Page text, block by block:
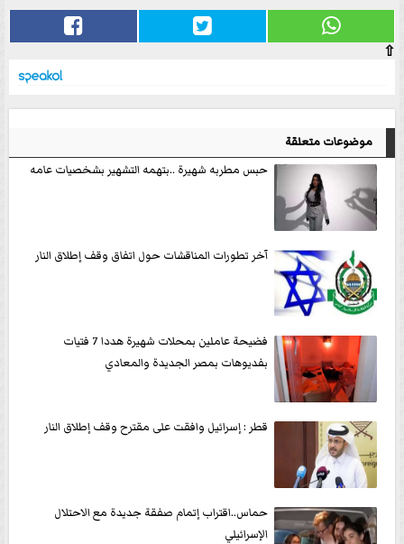
⇧
موضوعات متعلقة
حبس مطربه شهيرة ..بتهمه التشهير بشخصيات عامه
آخر تطورات المناقشات حول اتفاق وقف إطلاق النار
فضيحة عاملين بمحلات شهيرة هددا 7 فتيات
بفديوهات بمصر الجديدة والمعادي
قطر : إسرائيل وافقت على مقترح وقف إطلاق النار
حماس..اقتراب إتمام صفقة جديدة مع الاحتلال
الإسرائيلي